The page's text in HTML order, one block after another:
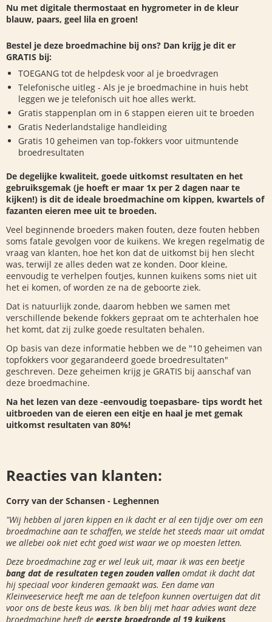
Nu met digitale thermostaat en hygrometer in de kleur
blauw, paars, geel lila en groen!
Bestel je deze broedmachine bij ons? Dan krijg je dit er
GRATIS bij:
TOEGANG tot de helpdesk voor al je broedvragen
Telefonische uitleg - Als je je broedmachine in huis hebt
leggen we je telefonisch uit hoe alles werkt.
Gratis stappenplan om in 6 stappen eieren uit te broeden
Gratis Nederlandstalige handleiding
Gratis 10 geheimen van top-fokkers voor uitmuntende
broedresultaten
De degelijke kwaliteit, goede uitkomst resultaten en het
gebruiksgemak (je hoeft er maar 1x per 2 dagen naar te
kijken!) is dit de ideale broedmachine om kippen, kwartels of
fazanten eieren mee uit te broeden.
Veel beginnende broeders maken fouten, deze fouten hebben
soms fatale gevolgen voor de kuikens. We kregen regelmatig de
vraag van klanten, hoe het kon dat de uitkomst bij hen slecht
was, terwijl ze alles deden wat ze konden. Door kleine,
eenvoudig te verhelpen foutjes, kunnen kuikens soms niet uit
het ei komen, of worden ze na de geboorte ziek.
Dat is natuurlijk zonde, daarom hebben we samen met
verschillende bekende fokkers gepraat om te achterhalen hoe
het komt, dat zij zulke goede resultaten behalen.
Op basis van deze informatie hebben we de "10 geheimen van
topfokkers voor gegarandeerd goede broedresultaten"
geschreven. Deze geheimen krijg je GRATIS bij aanschaf van
deze broedmachine.
Na het lezen van deze -eenvoudig toepasbare- tips wordt het
uitbroeden van de eieren een eitje en haal je met gemak
uitkomst resultaten van 80%!
Reacties van klanten:
Corry van der Schansen - Leghennen
"Wij hebben al jaren kippen en ik dacht er al een tijdje over om een
broedmachine aan te schaffen, we stelde het steeds maar uit omdat
we allebei ook niet echt goed wist waar we op moesten letten.
Deze broedmachine zag er wel leuk uit, maar ik was een beetje
bang dat de resultaten tegen zouden vallen omdat ik dacht dat
hij speciaal voor kinderen gemaakt was. Een dame van
Kleinveeservice heeft me aan de telefoon kunnen overtuigen dat dit
voor ons de beste keus was. Ik ben blij met haar advies want deze
broedmachine heeft de eerste broedronde al 19 kuikens